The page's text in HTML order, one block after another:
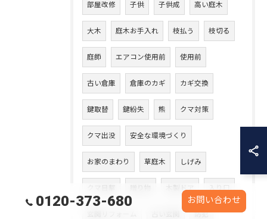
部屋改修 子供 子供成 高い庭木
大木 庭木お手入れ 枝払う 枝切る
庭師 エアコン使用前 使用前
古い倉庫 倉庫のカギ カギ交換
鍵取替 鍵紛失 熊 クマ対策
クマ出没 安全な環境づくり
お家のまわり 草庭木 しげみ
木製ドア 入り口
防犯
0120-373-680 お問い合わせ